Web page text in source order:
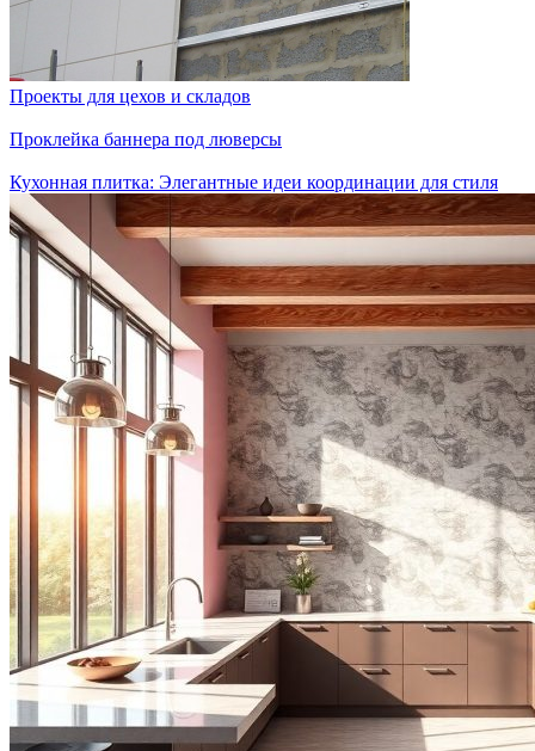
Проекты для цехов и складов
Проклейка баннера под люверсы
Кухонная плитка: Элегантные идеи координации для стиля